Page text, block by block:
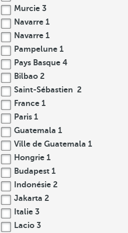
Murcie 3
Navarre 1
Navarre 1
Pampelune 1
Pays Basque 4
Bilbao 2
Saint-Sébastien 2
France 1
Paris 1
Guatemala 1
Ville de Guatemala 1
Hongrie 1
Budapest 1
Indonésie 2
Jakarta 2
Italie 3
Lacio 3